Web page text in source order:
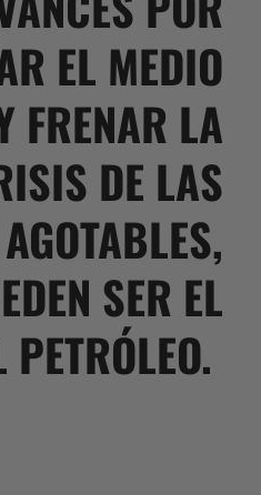
EL MEDIO
FRENAR LA
DE LAS
SER EL